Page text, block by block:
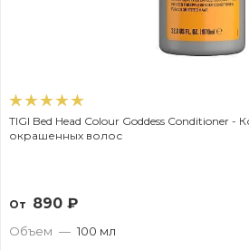
TIGI Bed Head Colour Goddess Conditioner
окрашенных волос
От 890 ₽
Объем — 100 мл